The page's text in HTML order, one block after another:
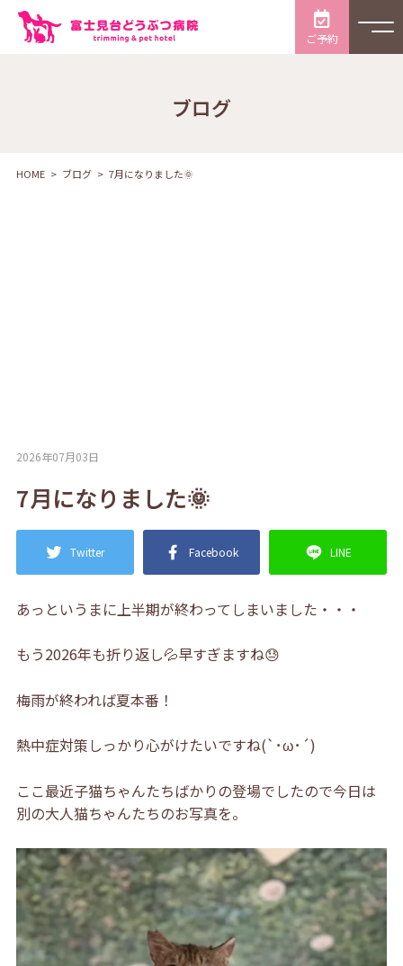
ご予約
ブログ
HOME ブログ 7月になりました🌞
2026年07月03日
7月になりました🌞
Twitter Facebook LINE
あっというまに上半期が終わってしまいました・・・
もう2026年も折り返し💦早すぎますね😓
梅雨が終われば夏本番！
熱中症対策しっかり心がけたいですね(`･ω･´)
ここ最近子猫ちゃんたちばかりの登場でしたので今日は
別の大人猫ちゃんたちのお写真を。